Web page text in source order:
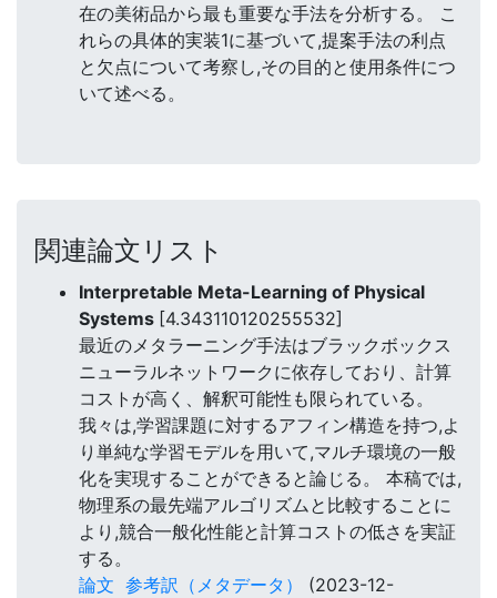
在の美術品から最も重要な手法を分析する。 こ
れらの具体的実装1に基づいて,提案手法の利点
と欠点について考察し,その目的と使用条件につ
いて述べる。
関連論文リスト
Interpretable Meta-Learning of Physical
Systems [4.343110120255532]
最近のメタラーニング手法はブラックボックス
ニューラルネットワークに依存しており、計算
コストが高く、解釈可能性も限られている。
我々は,学習課題に対するアフィン構造を持つ,よ
り単純な学習モデルを用いて,マルチ環境の一般
化を実現することができると論じる。 本稿では,
物理系の最先端アルゴリズムと比較することに
より,競合一般化性能と計算コストの低さを実証
する。
論文 参考訳（メタデータ） (2023-12-